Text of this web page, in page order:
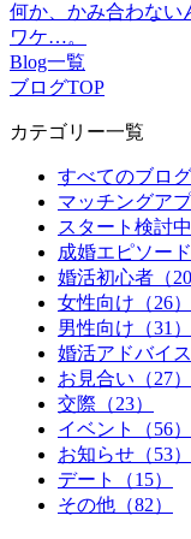
何か、かみ合わない
ワケ…。
Blog一覧
ブログTOP
カテゴリー一覧
すべてのブログ
マッチングア
スタート検討中
成婚エピソード
婚活初心者（20
女性向け（26）
男性向け（31）
婚活アドバイス
お見合い（27）
交際（23）
イベント（56）
お知らせ（53）
デート（15）
その他（82）